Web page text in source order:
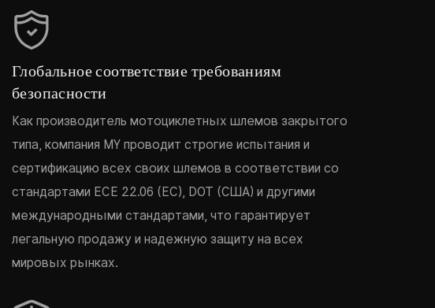
Глобальное соответствие требованиям
безопасности
Как производитель мотоциклетных шлемов закрытого
типа, компания MY проводит строгие испытания и
сертификацию всех своих шлемов в соответствии со
стандартами ECE 22.06 (ЕС), DOT (США) и другими
международными стандартами, что гарантирует
легальную продажу и надежную защиту на всех
мировых рынках.